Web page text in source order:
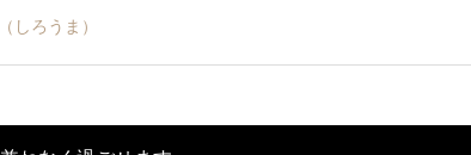
ろうま）